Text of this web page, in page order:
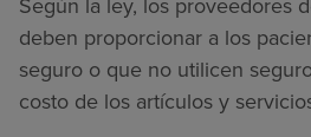
deben proporcionar a los
seguro o que no utilicen
costo de los artículos y